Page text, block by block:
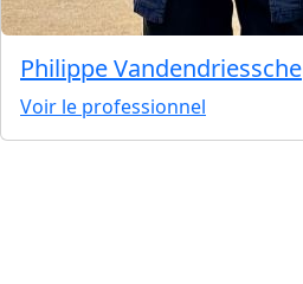
Philippe Vandendriessche
Voir le professionnel